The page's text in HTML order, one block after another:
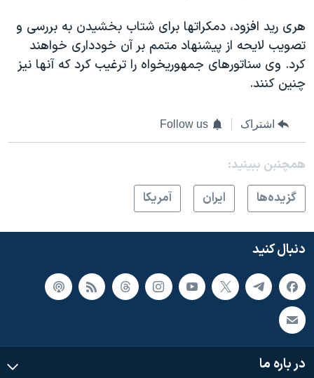
هری رید افزود، دمکراتها برای شتاب بخشیدن به بررسی و
تصویب لایحه از پیشنهاد متمم بر آن خودداری خواهند
کرد. وی سناتورهای جمهوریخواه را ترغیب کرد که آنها نیز
چنین کنند.
اشتراک Follow us
همچنبن ببینید:
گزيده‌ها
ايران آمريکا
دنبال کنید
در باره ما